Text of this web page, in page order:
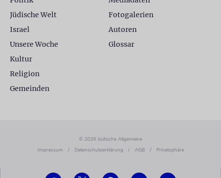
Jüdische Welt
Israel
Unsere Woche
Kultur
Religion
Gemeinden
Fotogalerien
Autoren
Glossar
© 2026 Jüdische Allgemeine
Impressum
/ Datenschutzerklärung / AGB / Privatsphäre